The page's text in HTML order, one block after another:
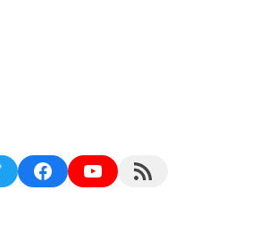
FacebookYouTubeRSS Feed